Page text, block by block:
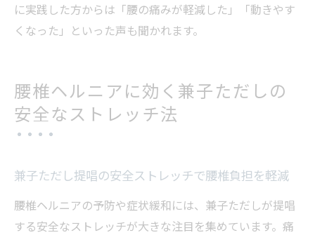
に実践した方からは「腰の痛みが軽減した」「動きやす
くなった」といった声も聞かれます。
腰椎ヘルニアに効く兼子ただしの
安全なストレッチ法
兼子ただし提唱の安全ストレッチで腰椎負担を軽減
腰椎ヘルニアの予防や症状緩和には、兼子ただしが提唱
する安全なストレッチが大きな注目を集めています。痛